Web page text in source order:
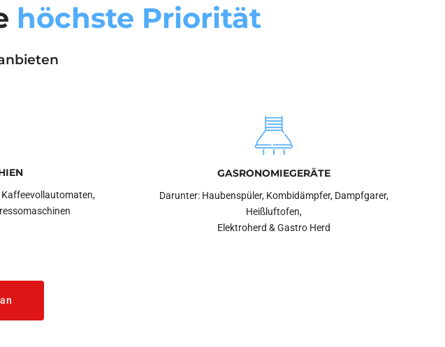
höchste Priorität
GASRONOMIEGERÄTE
Darunter: Haubenspüler, Kombidämpfer, Dampfgarer,
Heißluftofen,
Elektroherd & Gastro Herd